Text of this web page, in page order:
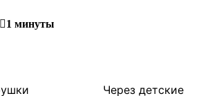
1 минуты
Через детские